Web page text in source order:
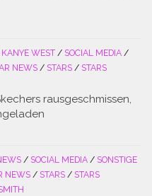
KANYE WEST / SOCIAL MEDIA /
NEWS / STARS / STARS
rausgeschmissen,
/ SOCIAL MEDIA / SONSTIGE
NEWS / STARS / STARS